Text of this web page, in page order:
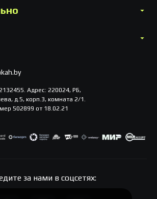
Адрес: 220024, РБ,
д.5, корп.3, комната 2/1.
502899 от 18.02.21
за нами в соцсетях: